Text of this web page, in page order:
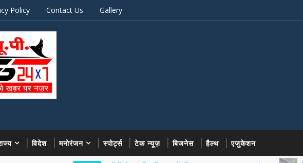
Policy Contact Us Gallery
विदेश मनोरंजन स्पोर्ट्स टेक न्यूज़ बिजनेस हैल्थ एजुकेशन